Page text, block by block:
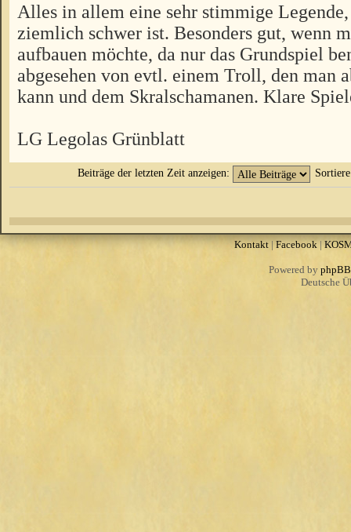
Alles in allem eine sehr stimmige
ziemlich schwer ist. Besonders gut, wenn
aufbauen möchte, da nur das Grundspiel
abgesehen von evtl. einem Troll, den man
kann und dem Skralschamanen. Klare
LG Legolas Grünblatt
Beiträge der letzten Zeit anzeigen:
Kontakt|Facebook|
Powered by phpBB
Deutsche